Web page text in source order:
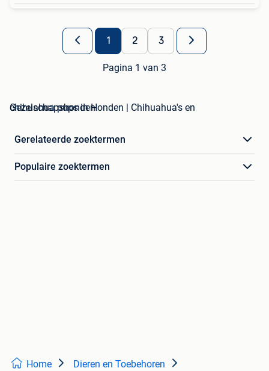
1 2 3
Pagina 1 van 3
chihuahua pups in Honden | Chihuahua's en Gezelschapshonden
Gerelateerde zoektermen
Populaire zoektermen
Home Dieren en Toebehoren